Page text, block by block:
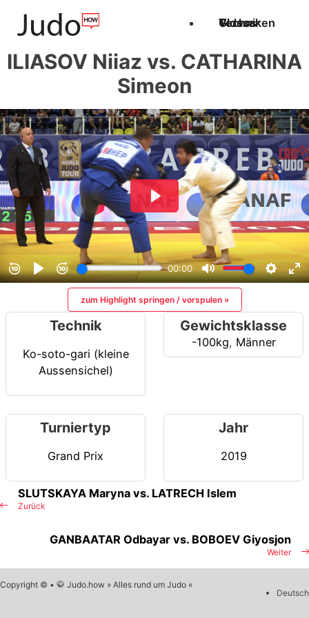
Techniken
Videos
Glossar
ILIASOV Niiaz vs. CATHARINA
Simeon
zum Highlight springen / vorspulen »
Technik
Ko-soto-gari (kleine
Aussensichel)
Gewichtsklasse
-100kg, Männer
Turniertyp
Grand Prix
Jahr
2019
Zurück
SLUTSKAYA Maryna vs. LATRECH Islem
Weiter
GANBAATAR Odbayar vs. BOBOEV Giyosjon
Copyright © • 🥋 Judo.how » Alles rund um Judo «
Deutsch